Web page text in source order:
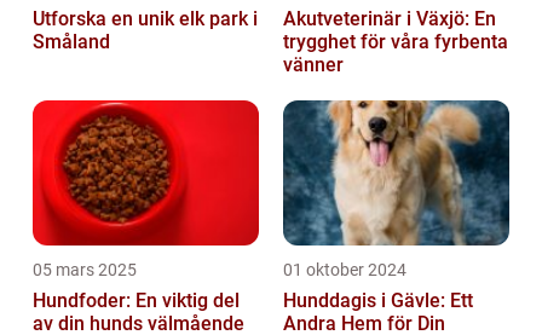
Utforska en unik elk park i
Småland
Akutveterinär i Växjö: En
trygghet för våra fyrbenta
vänner
05 mars 2025
Hundfoder: En viktig del
av din hunds välmående
01 oktober 2024
Hunddagis i Gävle: Ett
Andra Hem för Din